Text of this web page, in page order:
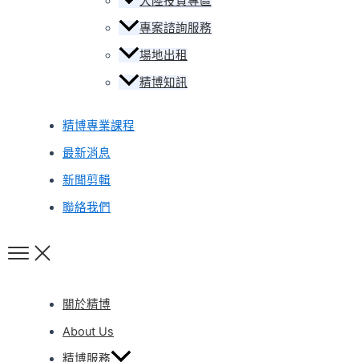
專案諮詢服務
場地出租
精博知訊
精博專業課程
最新消息
新聞剪輯
聯絡我們
關於精博
About Us
精博服務